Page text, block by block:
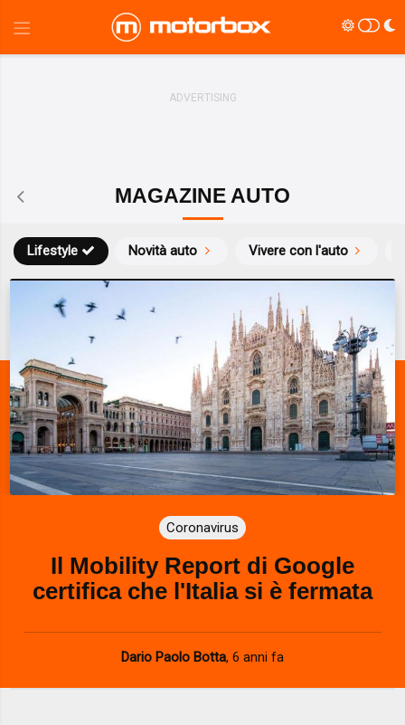
MAGAZINE AUTO
Novità auto Vivere con l'auto
Lifestyle
Coronavirus
Il Mobility Report di Google
certifica che l'Italia si è fermata
Dario Paolo Botta, 6 anni fa